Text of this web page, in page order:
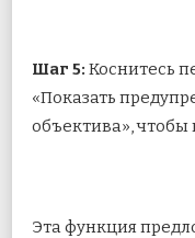
Шаг 5: Коснитесь
«Показать
объектива»,
Эта функция